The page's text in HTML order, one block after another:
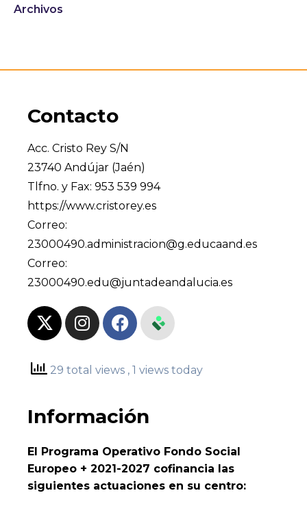
Archivos
Contacto
Acc. Cristo Rey S/N
23740 Andújar (Jaén)
Tlfno. y Fax: 953 539 994
https://www.cristorey.es
Correo:
23000490.administracion@g.educaand.es
Correo:
23000490.edu@juntadeandalucia.es
29 total views , 1 views today
Información
El Programa Operativo Fondo Social
Europeo + 2021-2027 cofinancia las
siguientes actuaciones en su centro: